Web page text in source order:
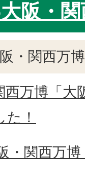
阪・
・関西万
西万博「大
！
・関西万